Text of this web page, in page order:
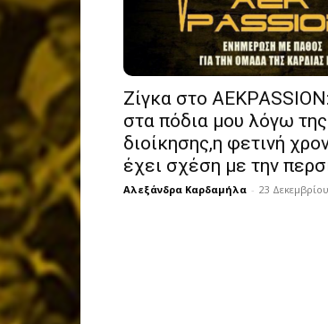
Ζίγκα στο
στα πόδια μου λόγω της
διοίκησης,η φετινή
έχει σχέση με την
Αλεξάνδρα Καρδαμήλα - 23